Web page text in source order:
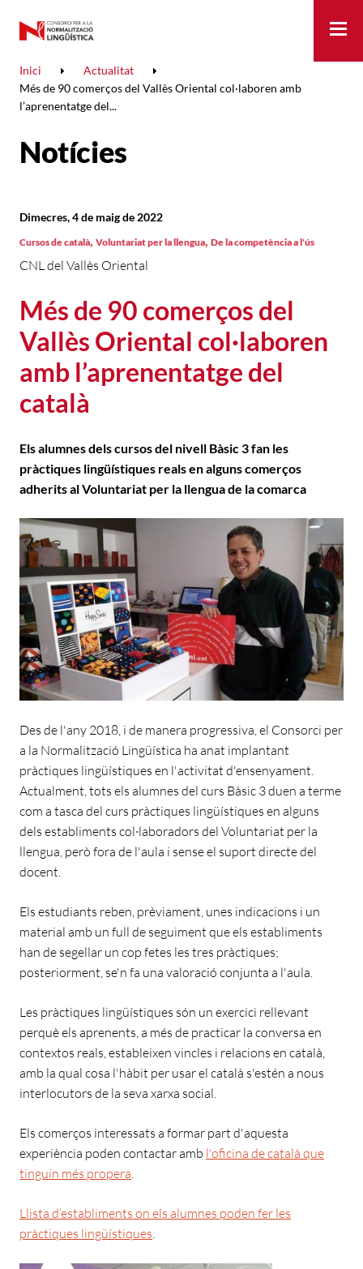
Inici
Actualitat
Més de 90 comerços del Vallès Oriental col·laboren amb
l’aprenentatge del...
Notícies
Més de 90 comerços del
Vallès Oriental col·laboren
amb l’aprenentatge del
català
CNL del Vallès Oriental
Dimecres, 4 de maig de 2022
Cursos de català, Voluntariat per la llengua, De la competència a l'ús
Els alumnes dels cursos del nivell Bàsic 3 fan les
pràctiques lingüístiques reals en alguns comerços
adherits al Voluntariat per la llengua de la comarca
Des de l'any 2018, i de manera progressiva, el Consorci per
a la Normalització Lingüística ha anat implantant
pràctiques lingüístiques en l'activitat d'ensenyament.
Actualment, tots els alumnes del curs Bàsic 3 duen a terme
com a tasca del curs pràctiques lingüístiques en alguns
dels establiments col·laboradors del Voluntariat per la
llengua, però fora de l'aula i sense el suport directe del
docent.
Els estudiants reben, prèviament, unes indicacions i un
material amb un full de seguiment que els establiments
han de segellar un cop fetes les tres pràctiques;
posteriorment, se'n fa una valoració conjunta a l'aula.
Les pràctiques lingüístiques són un exercici rellevant
perquè els aprenents, a més de practicar la conversa en
contextos reals, estableixen vincles i relacions en català,
amb la qual cosa l'hàbit per usar el català s'estén a nous
interlocutors de la seva xarxa social.
Els comerços interessats a formar part d'aquesta
experiència poden contactar amb l'oficina de català que
tinguin més propera.
Llista d’establiments on els alumnes poden fer les
pràctiques lingüístiques.